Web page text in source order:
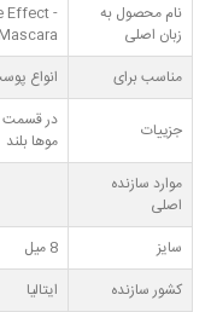
نام محصول به
زبان اصلی
Effect -
مناسب برای
انواع
جزییات
در قسمت
موها بلند
موارد سازنده
اصلی
سایز
8 میل
کشور سازنده
ایتالیا